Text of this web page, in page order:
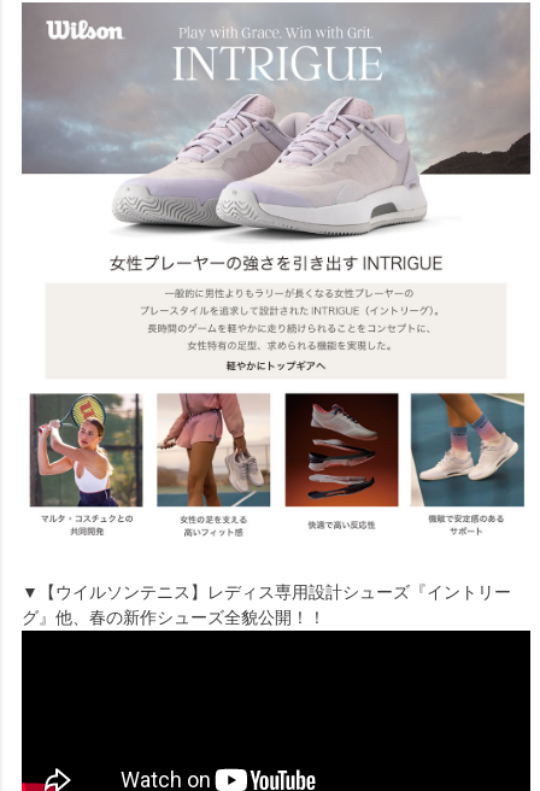
▼【ウイルソンテニス】レディス専用設計シューズ『イントリー
グ』他、春の新作シューズ全貌公開！！